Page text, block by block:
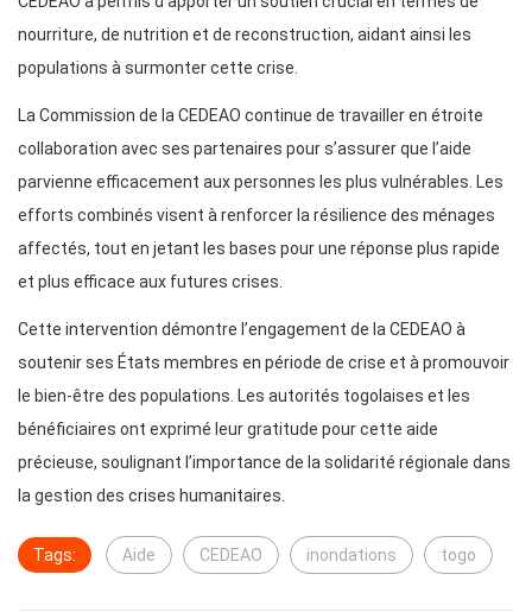
nourriture, de nutrition et de reconstruction, aidant ainsi les
populations à surmonter cette crise.
La Commission de la CEDEAO continue de travailler en étroite
collaboration avec ses partenaires pour s’assurer que l’aide
parvienne efficacement aux personnes les plus vulnérables. Les
efforts combinés visent à renforcer la résilience des ménages
affectés, tout en jetant les bases pour une réponse plus rapide
et plus efficace aux futures crises.
Cette intervention démontre l’engagement de la CEDEAO à
soutenir ses États membres en période de crise et à promouvoir
le bien-être des populations. Les autorités togolaises et les
bénéficiaires ont exprimé leur gratitude pour cette aide
précieuse, soulignant l’importance de la solidarité régionale dans
la gestion des crises humanitaires.
Tags: Aide CEDEAO inondations togo